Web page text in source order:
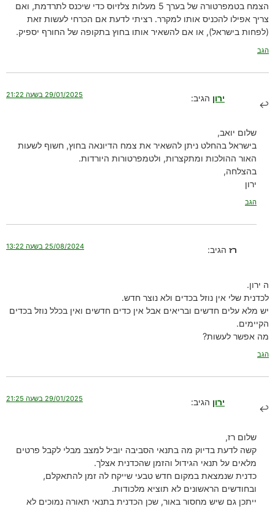
הצמח בטמפרטורה של בערך 5 מעלות צלזיוס כדי שיכנס לתרדמת, ואם
צריך אפילו להכניס אותו למקרר. רציתי לדעת אם הכרחי לעשות זאת
(לפחות בישראל), או אם להשאיר אותו בחוץ בתקופה של החורף יספיק.
הגב
ירון הגיב: 29/01/2025 בשעה 21:22
שלום יואב,
בישראל בהחלט ניתן להשאיר את צמח הדיונאה בחוץ, חשוף לשעות
האור ההולכות ומתקצרות, ולטמפרטורות היורדות.
בהצלחה,
ירון
הגב
רז הגיב: 25/08/2024 בשעה 13:22
ה ירון.
לכדנית שלי אין נוזל בכדים ולא נוצר חדש.
יש מלא עלים חדשים ובריאים אבל אין כדים חדשים ואין בכלל נוזל בכדים
הקיימים.
מה אפשר לעשות?
הגב
ירון הגיב: 29/01/2025 בשעה 21:25
שלום רז,
קשה לדעת בדיוק מה בתנאי הסביבה יוביל למצב מבלי לקבל פרטים
מלאים על תנאי הגידול והזמן שהכדנית אצלך.
כדנית שנמצאת במקום חדש טבעי שייקח לה זמן להתאקלם,
ובחודשים הראשונים לא תוציא מלכודות.
ייתכן גם שיש מחסור באור, שכן הכדנית בתנאי תאורה נמוכים לא